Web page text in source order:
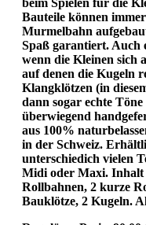
Bauteile können
Murmelbahn
Spaß garantiert. Auch
wenn die Kleinen sich
auf denen die Kugeln
Klangklötzen (in
dann sogar echte
überwiegend
aus 100%
in der Schweiz.
unterschiedich vielen
Midi oder Maxi. Inhalt
Rollbahnen, 2 kurze
Bauklötze, 2 Kugeln.